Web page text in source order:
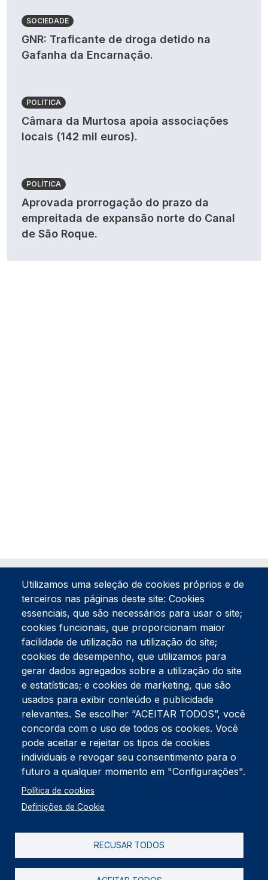
SOCIEDADE
GNR: Traficante de droga detido na
Gafanha da Encarnação.
POLÍTICA
Câmara da Murtosa apoia associações
locais (142 mil euros).
POLÍTICA
Aprovada prorrogação do prazo da
empreitada de expansão norte do Canal
de São Roque.
Tel:234 390 100Fax:234 390 100
Endereço Postal
Apartado 42
Rua Gil Eanes 31
3834-908 Gafanha da Nazaré
Estúdios
Rua Prior Guerra
Edifício do Centro Cultural da Gafanha da Nazaré
3830-556 Gafanha da Nazaré
Rodapé
Cookies
Política de Privacidade
Utilizamos uma seleção de cookies próprios e de
terceiros nas páginas deste site: Cookies
essenciais, que são necessários para usar o site;
cookies funcionais, que proporcionam maior
facilidade de utilização na utilização do site;
cookies de desempenho, que utilizamos para
gerar dados agregados sobre a utilização do site
e estatísticas; e cookies de marketing, que são
usados para exibir conteúdo e publicidade
relevantes. Se escolher “ACEITAR TODOS”, você
concorda com o uso de todos os cookies. Você
pode aceitar e rejeitar os tipos de cookies
individuais e revogar seu consentimento para o
futuro a qualquer momento em "Configurações".
Política de cookies
Definições de Cookie
RECUSAR TODOS